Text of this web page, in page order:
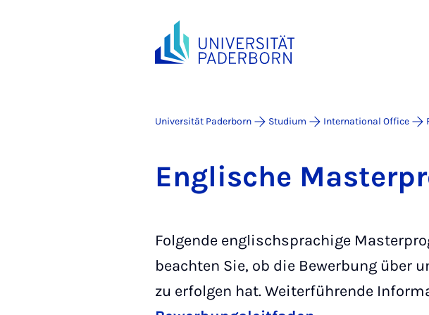
Universität Paderborn Studium International Office
Eng­li­sche
Folgende englischsprachige
beachten Sie, ob die Bewerbung über
zu erfolgen hat. Weiterführende